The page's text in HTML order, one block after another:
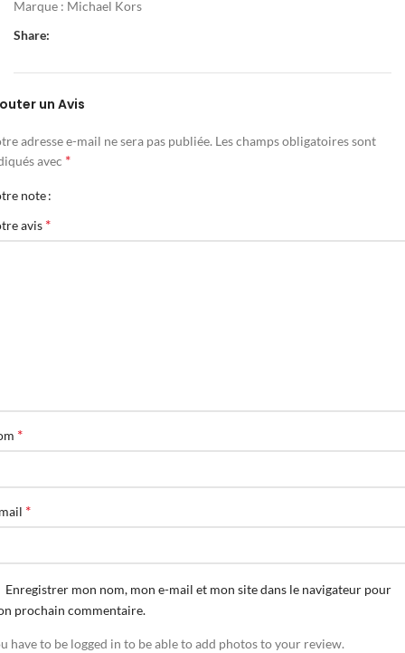
Marque : Michael Kors
Share:
un Avis
adresse e-mail ne sera pas publiée. Les champs obligatoires sont
avec *
note
avis *
*
*
Enregistrer mon nom, mon e-mail et mon site dans le navigateur pour
prochain commentaire.
have to be logged in to be able to add photos to your review.